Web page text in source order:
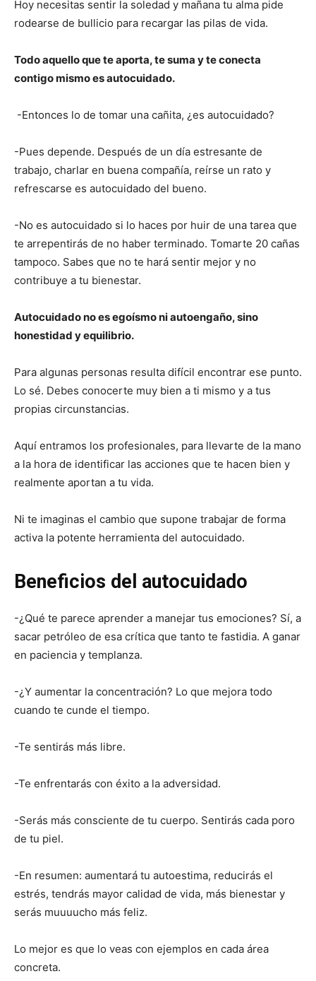
Hoy necesitas sentir la soledad y mañana tu alma pide
rodearse de bullicio para recargar las pilas de vida.
Todo aquello que te aporta, te suma y te conecta
contigo mismo es autocuidado.
-Entonces lo de tomar una cañita, ¿es autocuidado?
-Pues depende. Después de un día estresante de
trabajo, charlar en buena compañía, reírse un rato y
refrescarse es autocuidado del bueno.
-No es autocuidado si lo haces por huir de una tarea que
te arrepentirás de no haber terminado. Tomarte 20 cañas
tampoco. Sabes que no te hará sentir mejor y no
contribuye a tu bienestar.
Autocuidado no es egoísmo ni autoengaño, sino
honestidad y equilibrio.
Para algunas personas resulta difícil encontrar ese punto.
Lo sé. Debes conocerte muy bien a ti mismo y a tus
propias circunstancias.
Aquí entramos los profesionales, para llevarte de la mano
a la hora de identificar las acciones que te hacen bien y
realmente aportan a tu vida.
Ni te imaginas el cambio que supone trabajar de forma
activa la potente herramienta del autocuidado.
Beneficios del autocuidado
-¿Qué te parece aprender a manejar tus emociones? Sí, a
sacar petróleo de esa crítica que tanto te fastidia. A ganar
en paciencia y templanza.
-¿Y aumentar la concentración? Lo que mejora todo
cuando te cunde el tiempo.
-Te sentirás más libre.
-Te enfrentarás con éxito a la adversidad.
-Serás más consciente de tu cuerpo. Sentirás cada poro
de tu piel.
-En resumen: aumentará tu autoestima, reducirás el
estrés, tendrás mayor calidad de vida, más bienestar y
serás muuuucho más feliz.
Lo mejor es que lo veas con ejemplos en cada área
concreta.